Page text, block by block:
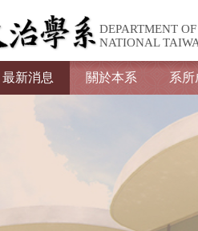
DEPARTMENT
NATIONAL
最新消息 關於本系 系所